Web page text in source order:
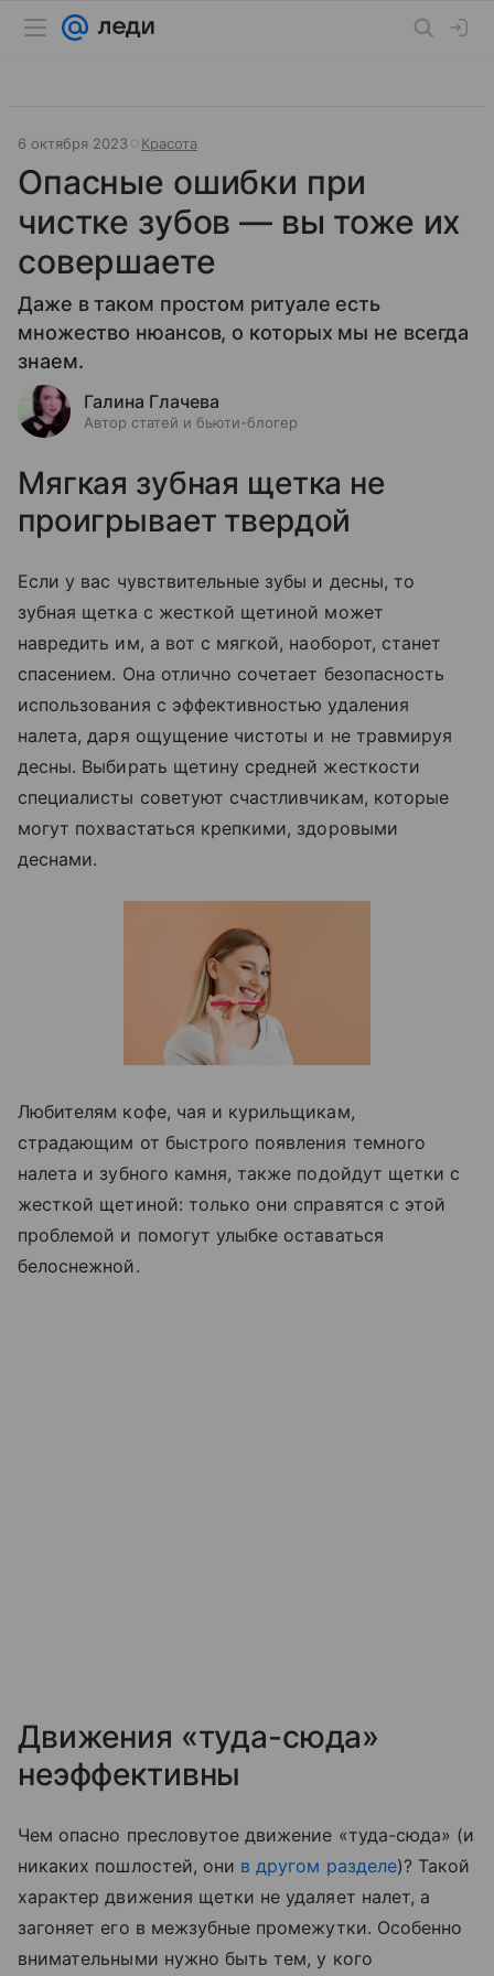
6 октября 2023 Красота
Опасные ошибки при
чистке зубов — вы тоже их
совершаете
Даже в таком простом ритуале есть
множество нюансов, о которых мы не всегда
знаем.
Галина Глачева
Автор статей и бьюти-блогер
Мягкая зубная щетка не
проигрывает твердой
Если у вас чувствительные зубы и десны, то
зубная щетка с жесткой щетиной может
навредить им, а вот с мягкой, наоборот, станет
спасением. Она отлично сочетает безопасность
использования с эффективностью удаления
налета, даря ощущение чистоты и не травмируя
десны. Выбирать щетину средней жесткости
специалисты советуют счастливчикам, которые
могут похвастаться крепкими, здоровыми
деснами.
Любителям кофе, чая и курильщикам,
страдающим от быстрого появления темного
налета и зубного камня, также подойдут щетки с
жесткой щетиной: только они справятся с этой
проблемой и помогут улыбке оставаться
белоснежной.
Движения «туда-сюда»
неэффективны
Чем опасно пресловутое движение «туда-сюда» (и
никаких пошлостей, они в другом разделе)? Такой
характер движения щетки не удаляет налет, а
загоняет его в межзубные промежутки. Особенно
внимательными нужно быть тем, у кого